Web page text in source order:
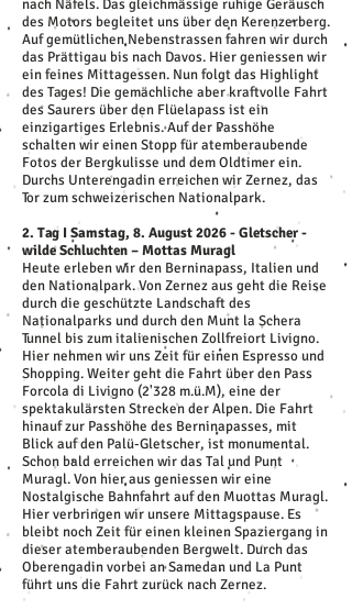
nach Näfels. Das gleichmässige ruhige Geräusch
des Motors begleitet uns über den Kerenzerberg.
Auf gemütlichen Nebenstrassen fahren wir durch
das Prättigau bis nach Davos. Hier geniessen wir
ein feines Mittagessen. Nun folgt das Highlight
des Tages! Die gemächliche aber kraftvolle Fahrt
des Saurers über den Flüelapass ist ein
einzigartiges Erlebnis. Auf der Passhöhe
schalten wir einen Stopp für atemberaubende
Fotos der Bergkulisse und dem Oldtimer ein.
Durchs Unterengadin erreichen wir Zernez, das
Tor zum schweizerischen Nationalpark.
2. Tag I Samstag, 8. August 2026 - Gletscher -
wilde Schluchten – Mottas Muragl
Heute erleben wir den Berninapass, Italien und
den Nationalpark. Von Zernez aus geht die Reise
durch die geschützte Landschaft des
Nationalparks und durch den Munt la Schera
Tunnel bis zum italienischen Zollfreiort Livigno.
Hier nehmen wir uns Zeit für einen Espresso und
Shopping. Weiter geht die Fahrt über den Pass
Forcola di Livigno (2'328 m.ü.M), eine der
spektakulärsten Strecken der Alpen. Die Fahrt
hinauf zur Passhöhe des Berninapasses, mit
Blick auf den Palü-Gletscher, ist monumental.
Schon bald erreichen wir das Tal und Punt
Muragl. Von hier aus geniessen wir eine
Nostalgische Bahnfahrt auf den Muottas Muragl.
Hier verbringen wir unsere Mittagspause. Es
bleibt noch Zeit für einen kleinen Spaziergang in
dieser atemberaubenden Bergwelt. Durch das
Oberengadin vorbei an Samedan und La Punt
führt uns die Fahrt zurück nach Zernez.